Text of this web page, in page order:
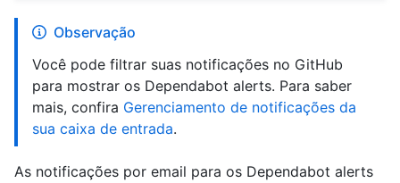
Observação
Você pode filtrar suas notificações no GitHub
para mostrar os Dependabot alerts. Para saber
mais, confira Gerenciamento de notificações da
sua caixa de entrada.
As notificações por email para os Dependabot alerts